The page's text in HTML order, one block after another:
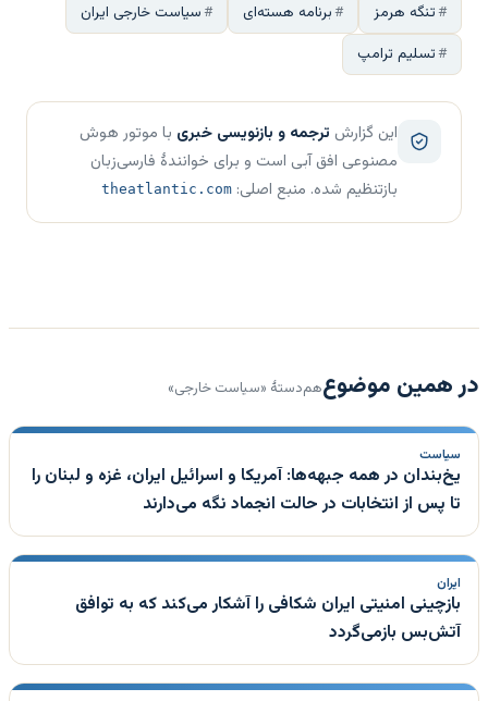
تنگه هرمز
برنامه هسته‌ای
سیاست خارجی ایران
تسلیم ترامپ
این گزارش ترجمه و بازنویسی خبری با موتور هوش
مصنوعی افق آبی است و برای خوانندهٔ فارسی‌زبان
بازتنظیم شده. منبع اصلی: theatlantic.com
در همین موضوعهم‌دستهٔ «سیاست خارجی»
سیاست
یخ‌بندان در همه جبهه‌ها: آمریکا و اسرائیل ایران، غزه و لبنان را
تا پس از انتخابات در حالت انجماد نگه می‌دارند
ایران
بازچینی امنیتی ایران شکافی را آشکار می‌کند که به توافق
آتش‌بس بازمی‌گردد